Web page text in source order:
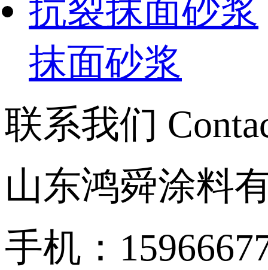
抗裂抹面砂浆
抹面砂浆
联系我们
山东鸿舜涂料
手机：